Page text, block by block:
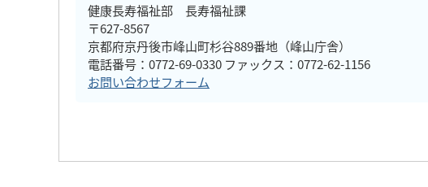
健康長寿福祉部 長寿福祉課
〒627-8567
京都府京丹後市峰山町杉谷889番地（峰山庁舎）
電話番号：0772-69-0330 ファックス：0772-62-1156
お問い合わせフォーム